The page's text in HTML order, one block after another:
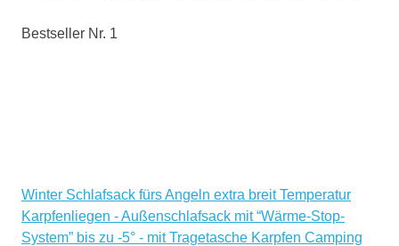
Bestseller Nr. 1
Winter Schlafsack fürs Angeln extra breit Temperatur
Karpfenliegen - Außenschlafsack mit “Wärme-Stop-
System” bis zu -5° - mit Tragetasche Karpfen Camping